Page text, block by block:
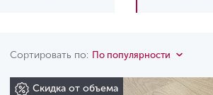
Сортировать по: По популярности
Скидка от объема